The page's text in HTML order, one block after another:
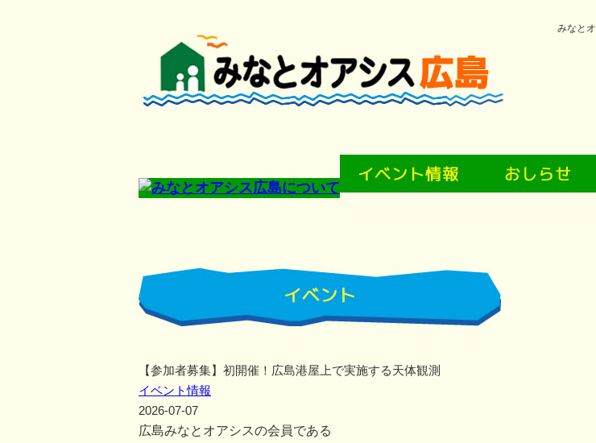
みなと
【参加者募集】初開催！広島港屋上で実施する天体観測
イベント情報
2026-07-07
広島みなとオアシスの会員である